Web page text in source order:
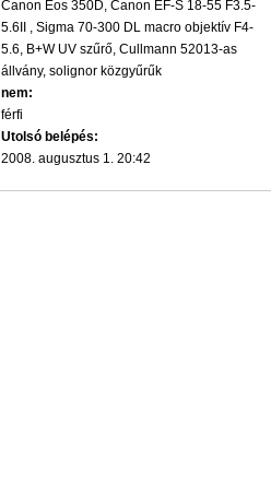
Canon Eos 350D, Canon EF-S 18-55 F3.5-
5.6II , Sigma 70-300 DL macro objektív F4-
5.6, B+W UV szűrő, Cullmann 52013-as
állvány, solignor közgyűrűk
nem:
férfi
Utolsó belépés:
2008. augusztus 1. 20:42